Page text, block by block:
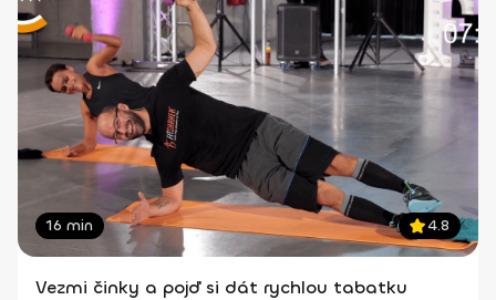
16 min 4.8
Vezmi činky a pojď si dát rychlou tabatku